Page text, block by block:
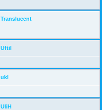
Translucent
Uftil
ukl
UliH